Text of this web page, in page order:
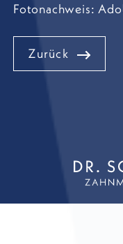
Fotonachweis:
Zurück